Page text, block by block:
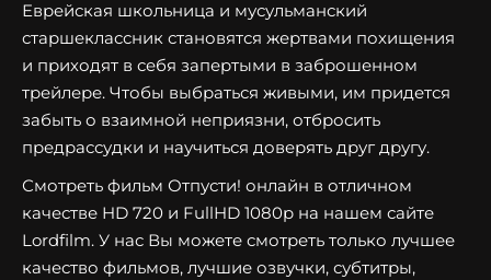
Еврейская школьница и мусульманский
старшеклассник становятся жертвами похищения
и приходят в себя запертыми в заброшенном
трейлере. Чтобы выбраться живыми, им придется
забыть о взаимной неприязни, отбросить
предрассудки и научиться доверять друг другу.
Смотреть фильм Отпусти! онлайн в отличном
качестве HD 720 и FullHD 1080p на нашем сайте
Lordfilm. У нас Вы можете смотреть только лучшее
качество фильмов, лучшие озвучки, субтитры,